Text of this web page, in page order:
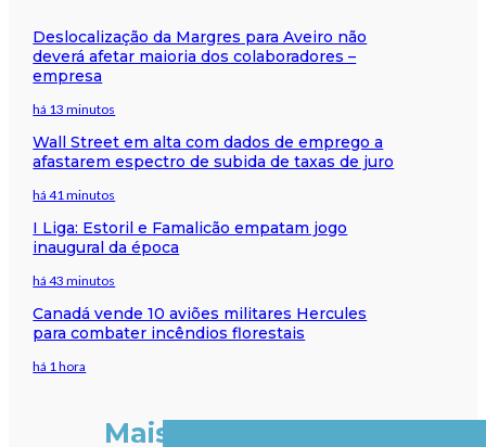
Deslocalização da Margres para Aveiro não
deverá afetar maioria dos colaboradores –
empresa
há 13 minutos
Wall Street em alta com dados de emprego a
afastarem espectro de subida de taxas de juro
há 41 minutos
I Liga: Estoril e Famalicão empatam jogo
inaugural da época
há 43 minutos
Canadá vende 10 aviões militares Hercules
para combater incêndios florestais
há 1 hora
Mais